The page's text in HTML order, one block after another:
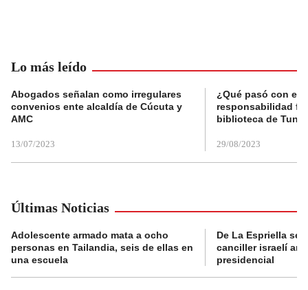
Lo más leído
Abogados señalan como irregulares
convenios ente alcaldía de Cúcuta y
AMC
13/07/2023
¿Qué pasó con el
responsabilidad
biblioteca de
29/08/2023
Últimas Noticias
Adolescente armado mata a ocho
personas en Tailandia, seis de ellas en
una escuela
De La Espriella se
canciller israelí
presidencial